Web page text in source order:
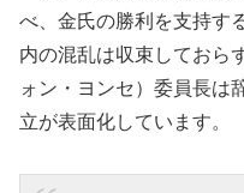
べ、金氏の勝利を支持す
内の混乱は収束しておら
ォン・ヨンセ）委員長は
立が表面化しています。